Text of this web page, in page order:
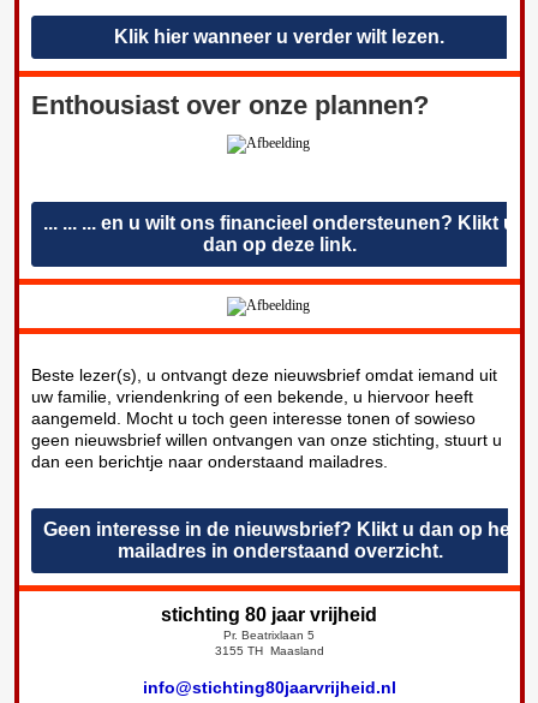
Klik hier wanneer u verder wilt lezen.
Enthousiast over onze plannen?
... ... ... en u wilt ons financieel ondersteunen? Klikt u
dan op deze link.
Beste lezer(s), u ontvangt deze nieuwsbrief omdat iemand uit
uw familie, vriendenkring of een bekende, u hiervoor heeft
aangemeld. Mocht u toch geen interesse tonen of sowieso
geen nieuwsbrief willen ontvangen van onze stichting, stuurt u
dan een berichtje naar onderstaand mailadres.
Geen interesse in de nieuwsbrief? Klikt u dan op het
mailadres in onderstaand overzicht.
stichting 80 jaar vrijheid
Pr. Beatrixlaan 5
3155 TH Maasland
info@stichting80jaarvrijheid.nl